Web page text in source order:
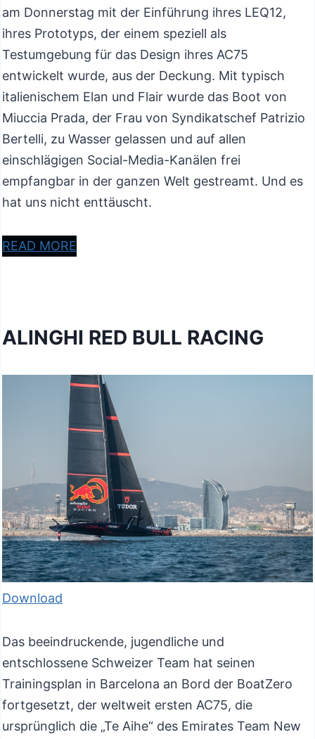
am Donnerstag mit der Einführung ihres LEQ12,
ihres Prototyps, der einem speziell als
Testumgebung für das Design ihres AC75
entwickelt wurde, aus der Deckung. Mit typisch
italienischem Elan und Flair wurde das Boot von
Miuccia Prada, der Frau von Syndikatschef Patrizio
Bertelli, zu Wasser gelassen und auf allen
einschlägigen Social-Media-Kanälen frei
empfangbar in der ganzen Welt gestreamt. Und es
hat uns nicht enttäuscht.
READ MORE
ALINGHI RED BULL RACING
Download
Das beeindruckende, jugendliche und
entschlossene Schweizer Team hat seinen
Trainingsplan in Barcelona an Bord der BoatZero
fortgesetzt, der weltweit ersten AC75, die
ursprünglich die „Te Aihe“ des Emirates Team New